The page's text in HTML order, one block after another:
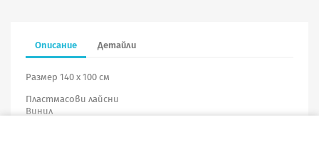
Описание Детайли
Размер 140 х 100 см
Пластмасови лайсни
Винил